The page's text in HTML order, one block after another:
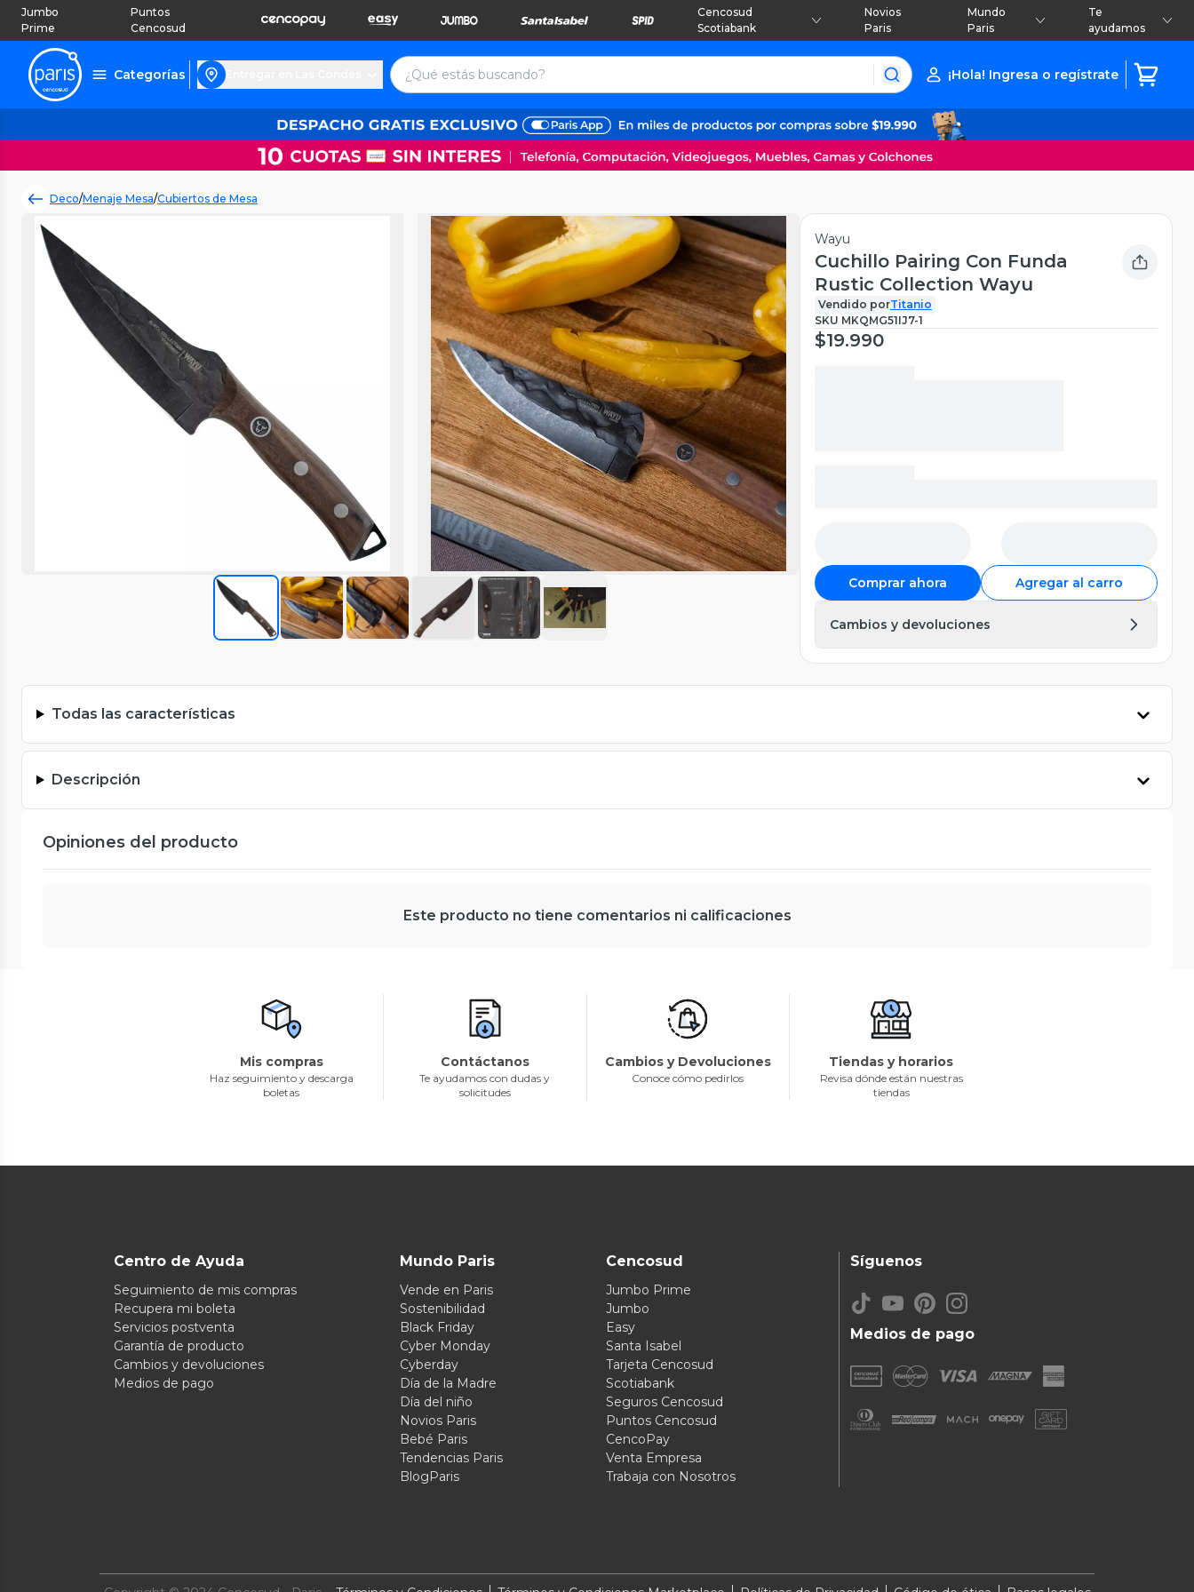
Jumbo
Prime
Puntos
Cencosud
Cencosud
Scotiabank
Novios
Paris
Mundo
Paris
Te
ayudamos
Categorías ¡Hola! Ingresa o regístrate
Deco/Menaje Mesa/Cubiertos de Mesa
Wayu
Cuchillo Pairing Con Funda
Rustic Collection Wayu
Vendido porTitanio
SKU MKQMG51IJ7-1
$19.990
Comprar ahora Agregar al carro
Cambios y devoluciones
Todas las características
Descripción
Opiniones del producto
Este producto no tiene comentarios ni calificaciones
Mis compras
Haz seguimiento y descarga
boletas
Contáctanos
Te ayudamos con dudas y
solicitudes
Cambios y Devoluciones
Conoce cómo pedirlos
Tiendas y horarios
Revisa dónde están nuestras
tiendas
Centro de Ayuda
Seguimiento de mis compras
Recupera mi boleta
Servicios postventa
Garantía de producto
Cambios y devoluciones
Medios de pago
Mundo Paris
Vende en Paris
Sostenibilidad
Black Friday
Cyber Monday
Cyberday
Día de la Madre
Día del niño
Novios Paris
Bebé Paris
Tendencias Paris
BlogParis
Cencosud
Jumbo Prime
Jumbo
Easy
Santa Isabel
Tarjeta Cencosud
Scotiabank
Seguros Cencosud
Puntos Cencosud
CencoPay
Venta Empresa
Trabaja con Nosotros
Medios de pago
Síguenos